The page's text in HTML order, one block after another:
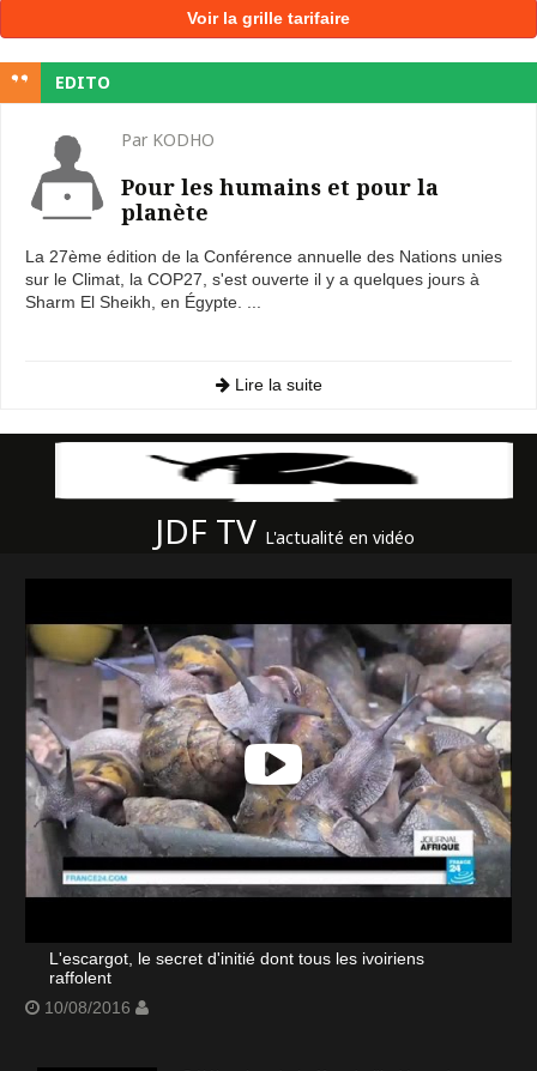
Voir la grille tarifaire
EDITO
Par KODHO
Pour les humains et pour la
planète
La 27ème édition de la Conférence annuelle des Nations unies
sur le Climat, la COP27, s'est ouverte il y a quelques jours à
Sharm El Sheikh, en Égypte. ...
Lire la suite
JDF TV L'actualité en vidéo
L'escargot, le secret d'initié dont tous les ivoiriens
raffolent
10/08/2016